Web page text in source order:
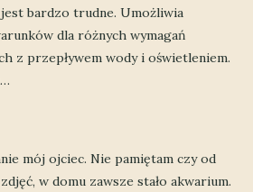
bardzo trudne. Umożliwia
dla różnych wymagań
z przepływem wody i oświetleniem.
mój ojciec. Nie pamiętam czy od
w domu zawsze stało akwarium.